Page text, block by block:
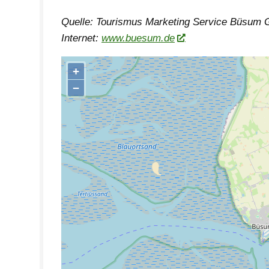
Quelle: Tourismus Marketing Service Büsum
Internet: www.buesum.de
+
−